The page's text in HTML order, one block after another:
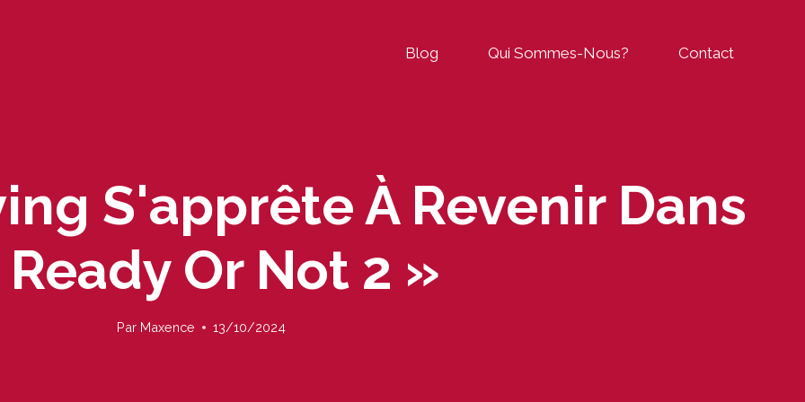
Blog Qui Sommes-Nous? Contact
S'apprête À Revenir Dans
Or Not 2 »
Par Maxence 13/10/2024